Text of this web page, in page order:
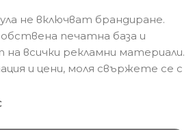
не включват брандиране.
печатна база и
на всички рекламни материали.
и цени, моля свържете се с